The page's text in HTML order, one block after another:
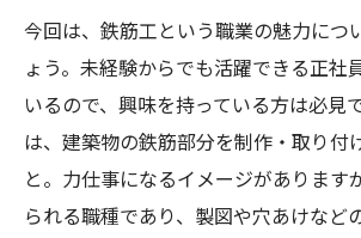
今回は、鉄筋工という職業の魅力につ
ょう。未経験からでも活躍できる正社
いるので、興味を持っている方は必見
は、建築物の鉄筋部分を制作・取り付
と。力仕事になるイメージがあります
られる職種であり、製図や穴あけなど